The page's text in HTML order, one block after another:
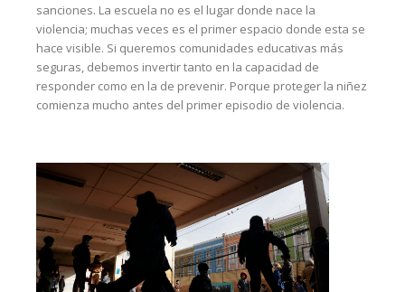
sanciones. La escuela no es el lugar donde nace la
violencia; muchas veces es el primer espacio donde esta se
hace visible. Si queremos comunidades educativas más
seguras, debemos invertir tanto en la capacidad de
responder como en la de prevenir. Porque proteger la niñez
comienza mucho antes del primer episodio de violencia.